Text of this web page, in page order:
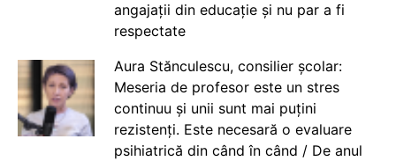
angajații din educație și nu par a fi
respectate
Aura Stănculescu, consilier școlar:
Meseria de profesor este un stres
continuu și unii sunt mai puțini
rezistenți. Este necesară o evaluare
psihiatrică din când în când / De anul